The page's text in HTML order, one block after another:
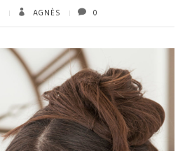
AGNÈS 0